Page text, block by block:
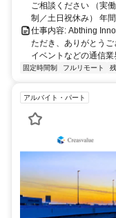
ご相談ください （実
制／土日祝休み） 年
仕事内容: Abthing
ただき、ありがとう
イベントなどの通信
固定時間制 フルリモート
アルバイト・パート